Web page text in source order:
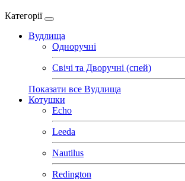
Категорії
Вудлища
Одноручні
Свічі та Дворучні (спей)
Показати все Вудлища
Котушки
Echo
Leeda
Nautilus
Redington